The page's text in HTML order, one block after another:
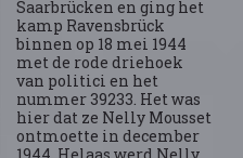
Saarbrücken en ging het
kamp Ravensbrück
binnen op 18 mei 1944
met de rode driehoek
van politici en het
nummer 39233. Het was
hier dat ze Nelly Mousset
ontmoette in december